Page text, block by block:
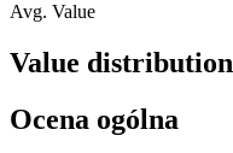
Avg. Value
Value distribution
Ocena ogólna